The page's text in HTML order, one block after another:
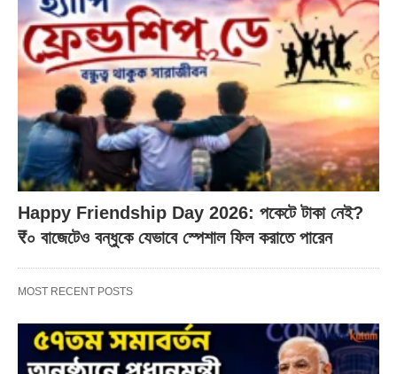
Happy Friendship Day 2026: পকেটে টাকা নেই?
₹০ বাজেটেও বন্ধুকে যেভাবে স্পেশাল ফিল করাতে পারেন
MOST RECENT POSTS